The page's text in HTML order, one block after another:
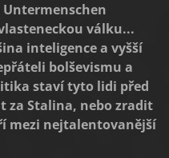
Untermenschen
válku...
inteligence a vyšší
bolševismu a
staví tyto lidi před
za Stalina, nebo zradit
mezi nejtalentovanější